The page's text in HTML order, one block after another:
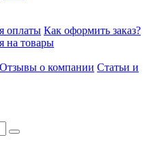
оплаты Как оформить заказ?
на товары
Отзывы о компании Статьи и